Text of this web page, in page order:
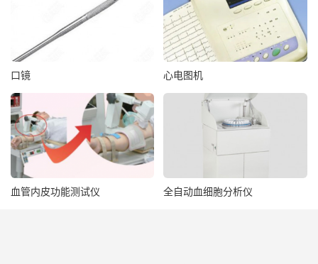
口镜 心电图机
血管内皮功能测试仪 全自动血细胞分析仪